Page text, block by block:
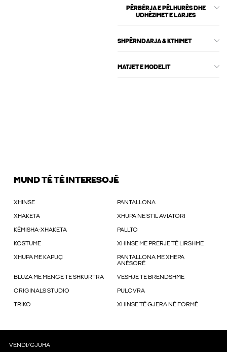
PËRBËRJA E PËLHURËS DHE
UDHËZIMET E LARJES
SHPËRNDARJA & KTHIMET
MATJET E MODELIT
MUND TË TË INTERESOJË
XHINSE PANTALLONA
XHAKETA XHUPA NË STIL AVIATORI
KËMISHA-XHAKETA PALLTO
KOSTUME XHINSE ME PRERJE TË LIRSHME
XHUPA ME KAPUÇ
PANTALLONA ME XHEPA
ANËSORË
BLUZA ME MËNGË TË SHKURTRA VESHJE TË BRENDSHME
ORIGINALS STUDIO PULOVRA
TRIKO XHINSE TË GJERA NË FORMË
VENDI/GJUHA